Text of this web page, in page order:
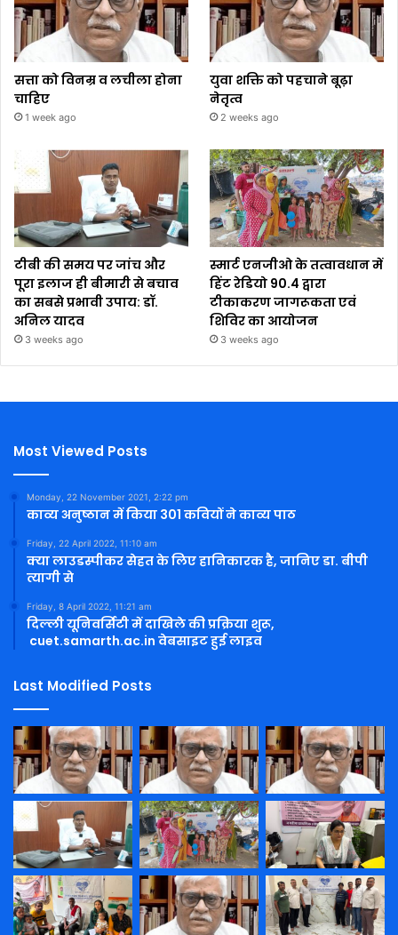
सत्ता को विनम्र व लचीला होना
चाहिए
1 week ago
युवा शक्ति को पहचाने बूढ़ा
नेतृत्व
2 weeks ago
टीबी की समय पर जांच और
पूरा इलाज ही बीमारी से बचाव
का सबसे प्रभावी उपाय: डॉ.
अनिल यादव
3 weeks ago
स्मार्ट एनजीओ के तत्वावधान में
हिंट रेडियो 90.4 द्वारा
टीकाकरण जागरूकता एवं
शिविर का आयोजन
3 weeks ago
Most Viewed Posts
Monday, 22 November 2021, 2:22 pm
काव्य अनुष्ठान में किया 301 कवियों ने काव्य पाठ
Friday, 22 April 2022, 11:10 am
क्या लाउडस्पीकर सेहत के लिए हानिकारक है, जानिए डा. बीपी
त्यागी से
Friday, 8 April 2022, 11:21 am
दिल्ली यूनिवर्सिटी में दाखिले की प्रक्रिया शुरू,
cuet.samarth.ac.in वेबसाइट हुई लाइव
Last Modified Posts